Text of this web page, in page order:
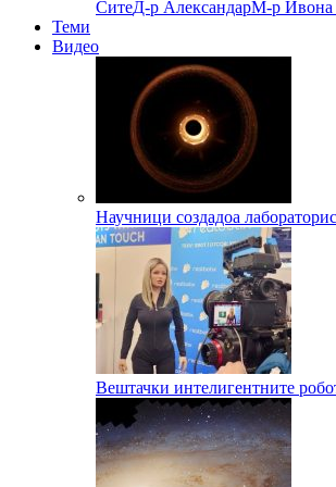
СитеД-р АлександарМ-р Ивона
Теми
Видео
Научници создадоа
Вештачки интелигентните